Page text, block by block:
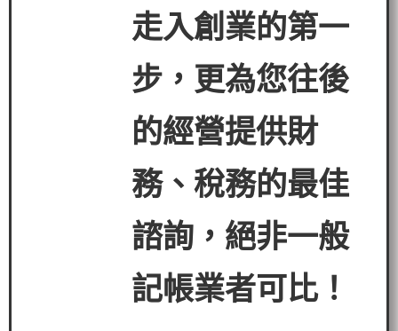
走入創業的第一
步，更為您往後
的經營提供財
務、稅務的最佳
諮詢，絕非一般
記帳業者可比！